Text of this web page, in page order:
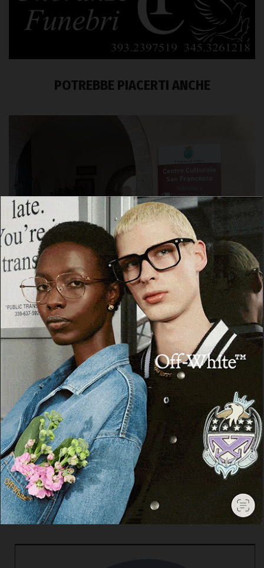
POTREBBE PIACERTI ANCHE
OZIERI
Criticità nella biblioteca di Ozieri, arrivano le
repliche dell’Istituzione San Michele e del
Comune
8 Agosto 2026, 16:44
Cerca
Cerca
Facebook
Threads
Instagram
X YouTube